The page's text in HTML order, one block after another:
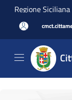
Salta al contenuto
Regione Siciliana